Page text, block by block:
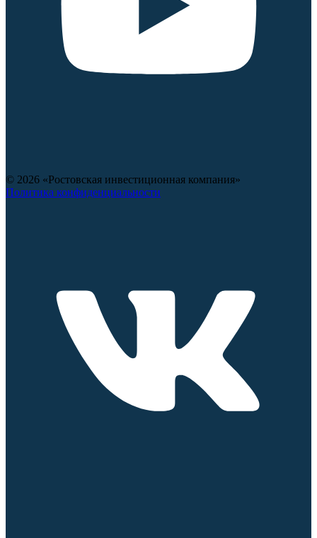
© 2026 «Ростовская инвестиционная компания»
Политика конфиденциальности